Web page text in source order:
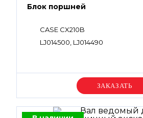
Блок поршней
CASE CX210B
LJ014500, LJ014490
Уточняйте цену